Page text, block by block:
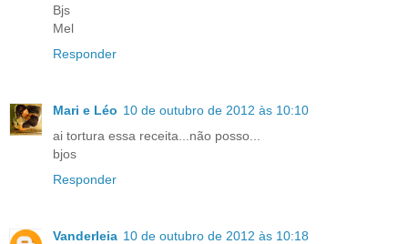
Bjs
Mel
Responder
Mari e Léo 10 de outubro de 2012 às 10:10
ai tortura essa receita...não posso...
bjos
Responder
Vanderleia 10 de outubro de 2012 às 10:18